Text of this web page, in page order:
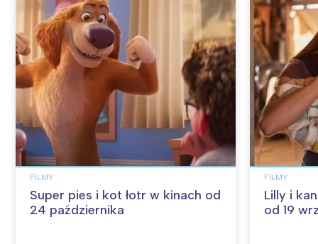
FILMY
Super pies i kot łotr w kinach od
24 października
FILMY
Lilly i
od 19